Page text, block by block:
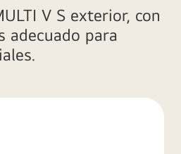
V S exterior, con
adecuado para